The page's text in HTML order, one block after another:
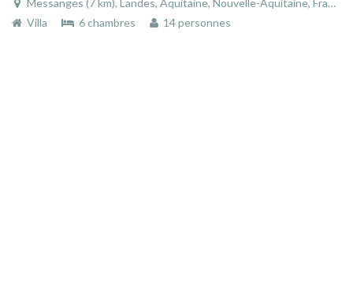
Messanges (7 km), Landes, Aquitaine, Nouvelle-Aquitaine, France
Villa
6 chambres 14 personnes